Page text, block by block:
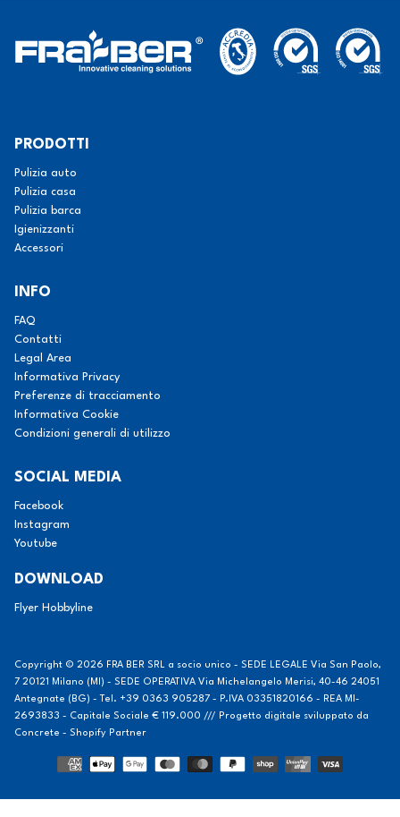
PRODOTTI
Pulizia auto
Pulizia casa
Pulizia barca
Igienizzanti
Accessori
INFO
FAQ
Contatti
Legal Area
Informativa Privacy
Preferenze di tracciamento
Informativa Cookie
Condizioni generali di utilizzo
SOCIAL MEDIA
Facebook
Instagram
Youtube
DOWNLOAD
Flyer Hobbyline
Copyright © 2026 FRA BER SRL a socio unico - SEDE LEGALE Via San Paolo,
7 20121 Milano (MI) - SEDE OPERATIVA Via Michelangelo Merisi, 40-46 24051
Antegnate (BG) - Tel. +39 0363 905287 - P.IVA 03351820166 - REA MI-
2693833 - Capitale Sociale € 119.000 /// Progetto digitale sviluppato da
Concrete - Shopify Partner
Modalità